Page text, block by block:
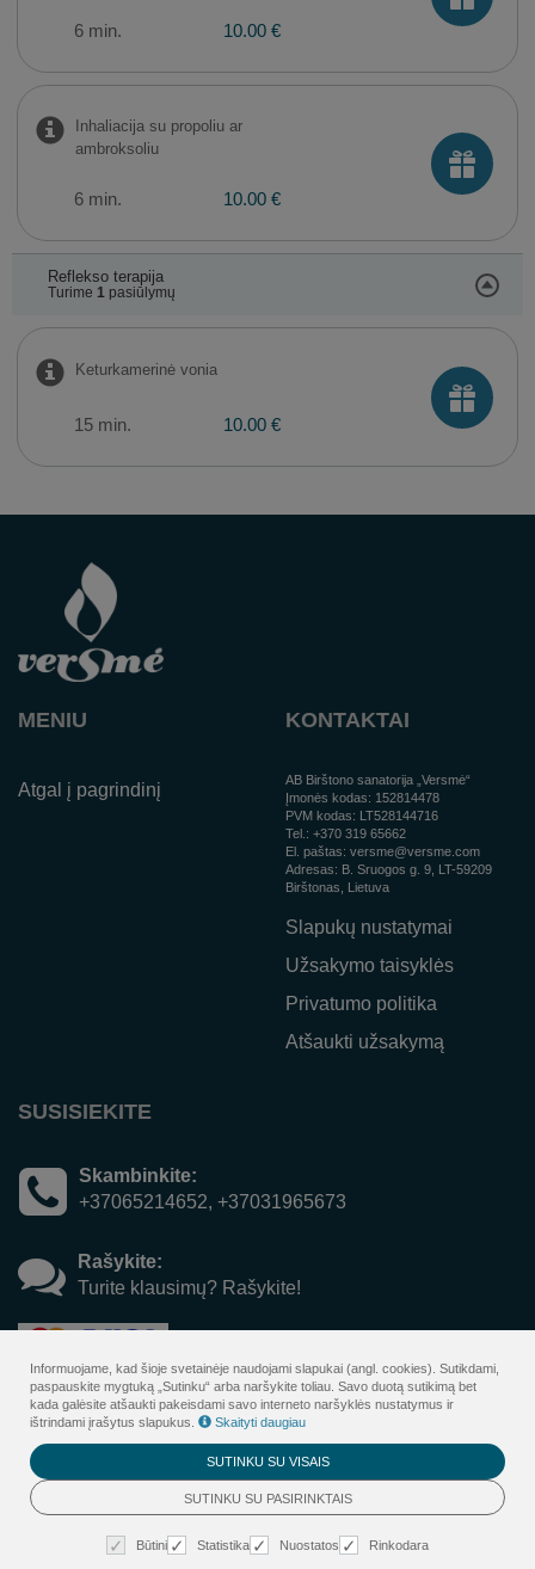
6 min. 10.00 €
Inhaliacija su propoliu ar
ambroksoliu
6 min. 10.00 €
Reflekso terapija
Turime 1pasiūlymų
Keturkamerinė vonia
15 min. 10.00 €
MENIU
Atgal į pagrindinį
KONTAKTAI
AB Birštono sanatorija „Versmė“
Įmonės kodas: 152814478
PVM kodas: LT528144716
Tel.: +370 319 65662
El. paštas: versme@versme.com
Adresas: B. Sruogos g. 9, LT-59209
Birštonas, Lietuva
Slapukų nustatymai
Užsakymo taisyklės
Privatumo politika
Atšaukti užsakymą
SUSISIEKITE
Skambinkite:
+37065214652, +37031965673
Rašykite:
Turite klausimų? Rašykite!
© 2026Sanatorija Versmė - dovanų kuponų sistema. Visos teisės
saugomos
BookingRobot 2.0
Informuojame, kad šioje svetainėje naudojami slapukai (angl. cookies). Sutikdami,
paspauskite mygtuką „Sutinku“ arba naršykite toliau. Savo duotą sutikimą bet
kada galėsite atšaukti pakeisdami savo interneto naršyklės nustatymus ir
ištrindami įrašytus slapukus.
Skaityti daugiau
SUTINKU SU VISAIS
SUTINKU SU PASIRINKTAIS
Būtini Statistika Nuostatos Rinkodara